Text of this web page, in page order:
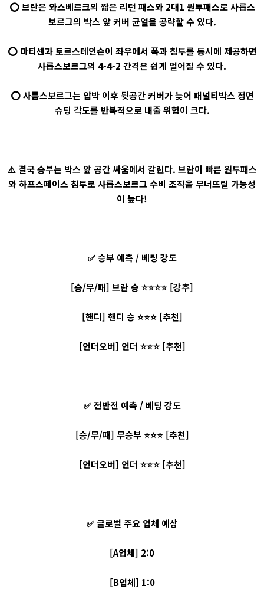
⭕ 브란은 와스베르크의 짧은 리턴 패스와 2대1 원투패스로 사릅스
보르그의 박스 앞 커버 균열을 공략할 수 있다.
⭕ 마티센과 토르스테인슨이 좌우에서 폭과 침투를 동시에 제공하면
사릅스보르그의 4-4-2 간격은 쉽게 벌어질 수 있다.
⭕ 사릅스보르그는 압박 이후 뒷공간 커버가 늦어 패널티박스 정면
슈팅 각도를 반복적으로 내줄 위험이 크다.
⚠️ 결국 승부는 박스 앞 공간 싸움에서 갈린다. 브란이 빠른 원투패스
와 하프스페이스 침투로 사릅스보르그 수비 조직을 무너뜨릴 가능성
이 높다!
✅ 승부 예측 / 베팅 강도
[승/무/패] 브란 승 ⭐⭐⭐⭐ [강추]
[핸디] 핸디 승 ⭐⭐⭐ [추천]
[언더오버] 언더 ⭐⭐⭐ [추천]
✅ 전반전 예측 / 베팅 강도
[승/무/패] 무승부 ⭐⭐⭐ [추천]
[언더오버] 언더 ⭐⭐⭐ [추천]
✅ 글로벌 주요 업체 예상
[A업체] 2:0
[B업체] 1:0